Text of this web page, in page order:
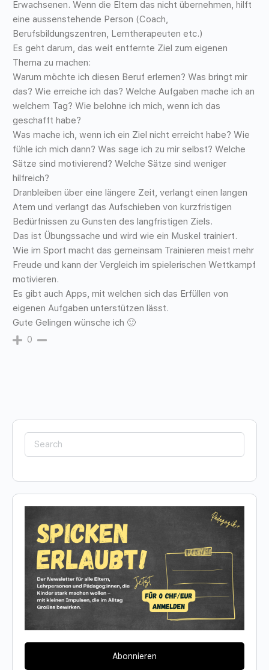
Erwachsenen. Wenn die Eltern das nicht übernehmen, hilft
eine aussenstehende Person (Coach,
Berufsbildungszentren, Lerntherapeuten etc.)
Es geht darum, das weit entfernte Ziel zum eigenen
Thema zu machen:
Warum möchte ich diesen Beruf erlernen? Was bringt mir
das? Wie erreiche ich das? Welche Aufgaben mache ich an
welchem Tag? Wie belohne ich mich, wenn ich das
geschafft habe?
Was mache ich, wenn ich ein Ziel nicht erreicht habe? Wie
fühle ich mich dann? Was sage ich zu mir selbst? Welche
Sätze sind motivierend? Welche Sätze sind weniger
hilfreich?
Dranbleiben über eine längere Zeit, verlangt einen langen
Atem und verlangt das Aufschieben von kurzfristigen
Bedürfnissen zu Gunsten des langfristigen Ziels.
Das ist Übungssache und wird wie ein Muskel trainiert.
Wie im Sport macht das gemeinsam Trainieren meist mehr
Freude und kann der Vergleich im spielerischen Wettkampf
motivieren.
Es gibt auch Apps, mit welchen sich das Erfüllen von
eigenen Aufgaben unterstützen lässt.
Gute Gelingen wünsche ich 🙂
0
Search
for:
Abonnieren